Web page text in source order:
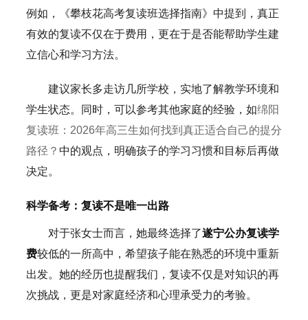
例如，《攀枝花高考复读班选择指南》中提到，真正
有效的复读不仅在于费用，更在于是否能帮助学生建
立信心和学习方法。
建议家长多走访几所学校，实地了解教学环境和
学生状态。同时，可以参考其他家庭的经验，如绵阳
复读班：2026年高三生如何找到真正适合自己的提分
路径？ 中的观点，明确孩子的学习习惯和目标后再做
决定。
科学备考：复读不是唯一出路
对于张女士而言，她最终选择了遂宁公办复读学
费较低的一所高中，希望孩子能在熟悉的环境中重新
出发。她的经历也提醒我们，复读不仅是对知识的再
次挑战，更是对家庭经济和心理承受力的考验。